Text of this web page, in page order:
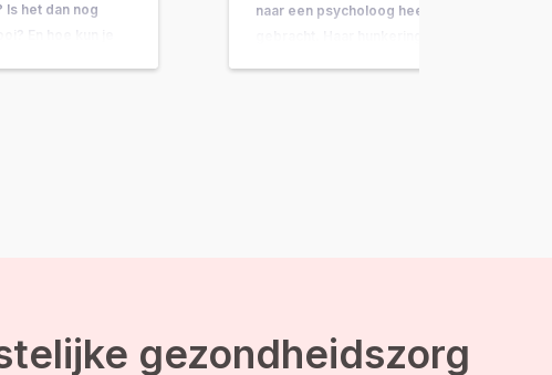
Is het dan nog
naar een psycholoog heeft
gezondheidszorg